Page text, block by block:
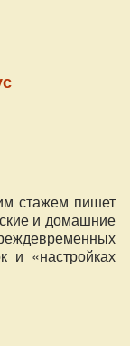
стажем пишет
и домашние
и «настройках